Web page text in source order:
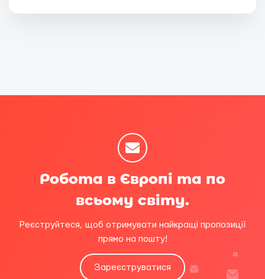
Робота в Європі та по
всьому світу.
Реєструйтеся, щоб отримувати найкращі пропозиції
прямо на пошту!
Зареєструватися